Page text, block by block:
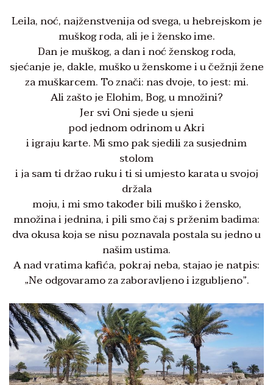
Leila, noć, najženstvenija od svega, u hebrejskom je
muškog roda, ali je i žensko ime.
Dan je muškog, a dan i noć ženskog roda,
sjećanje je, dakle, muško u ženskome i u čežnji žene
za muškarcem. To znači: nas dvoje, to jest: mi.
Ali zašto je Elohim, Bog, u množini?
Jer svi Oni sjede u sjeni
pod jednom odrinom u Akri
i igraju karte. Mi smo pak sjedili za susjednim
stolom
i ja sam ti držao ruku i ti si umjesto karata u svojoj
držala
moju, i mi smo također bili muško i žensko,
množina i jednina, i pili smo čaj s prženim badima:
dva okusa koja se nisu poznavala postala su jedno u
našim ustima.
A nad vratima kafića, pokraj neba, stajao je natpis:
„Ne odgovaramo za zaboravljeno i izgubljeno”.